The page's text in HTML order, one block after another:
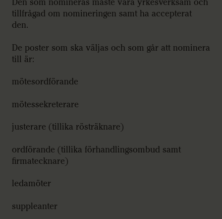
Den som nomineras måste vara yrkesverksam och
tillfrågad om nomineringen samt ha accepterat
den.
De poster som ska väljas och som går att nominera
till är:
mötesordförande
mötessekreterare
justerare (tillika rösträknare)
ordförande (tillika förhandlingsombud samt
firmatecknare)
ledamöter
suppleanter